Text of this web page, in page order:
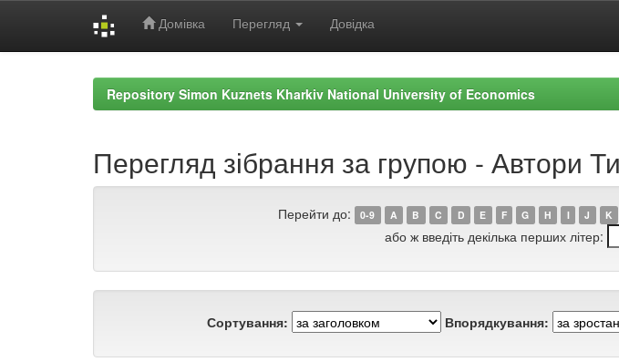
Домівка Перегляд Довідка
Repository Simon Kuznets Kharkiv National University of Economics
Перегляд зібрання за групою - Автори
Перейти до: 0-9 A B C D E F G H I J K
або ж введіть декілька перших літер:
Сортування: Впорядкування: